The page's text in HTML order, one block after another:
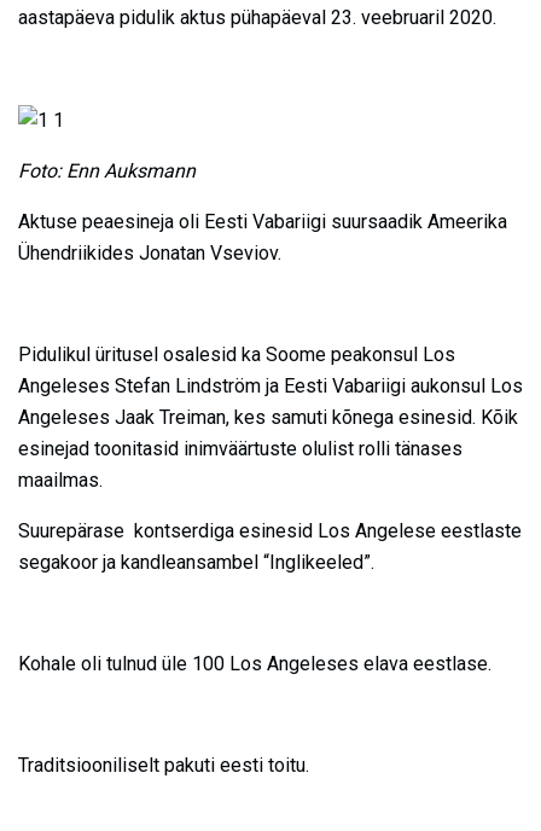
aastapäeva pidulik aktus pühapäeval 23. veebruaril 2020.
Foto: Enn Auksmann
Aktuse peaesineja oli Eesti Vabariigi suursaadik Ameerika
Ühendriikides Jonatan Vseviov.
Pidulikul üritusel osalesid ka Soome peakonsul Los
Angeleses Stefan Lindström ja Eesti Vabariigi aukonsul Los
Angeleses Jaak Treiman, kes samuti kõnega esinesid. Kõik
esinejad toonitasid inimväärtuste olulist rolli tänases
maailmas.
Suurepärase kontserdiga esinesid Los Angelese eestlaste
segakoor ja kandleansambel “Inglikeeled”.
Kohale oli tulnud üle 100 Los Angeleses elava eestlase.
Traditsiooniliselt pakuti eesti toitu.